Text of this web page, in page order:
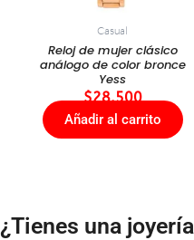
Casual
Reloj de mujer clásico
análogo de color bronce
Yess
$28.500
Añadir al carrito
¿Tienes una joyería